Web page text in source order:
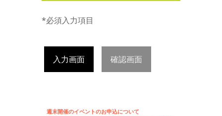
*必須入力項目
入力画面 確認画面
週末開催のイベントのお申込について